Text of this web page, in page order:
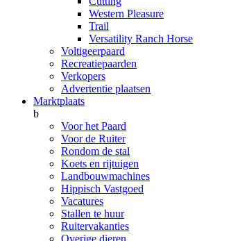
Western Pleasure
Trail
Versatility Ranch Horse
Voltigeerpaard
Recreatiepaarden
Verkopers
Advertentie plaatsen
Marktplaats
b
Voor het Paard
Voor de Ruiter
Rondom de stal
Koets en rijtuigen
Landbouwmachines
Hippisch Vastgoed
Vacatures
Stallen te huur
Ruitervakanties
Overige dieren